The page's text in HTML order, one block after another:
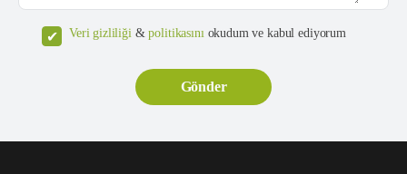
Veri gizliliği&politikasınıokudum ve kabul ediyorum